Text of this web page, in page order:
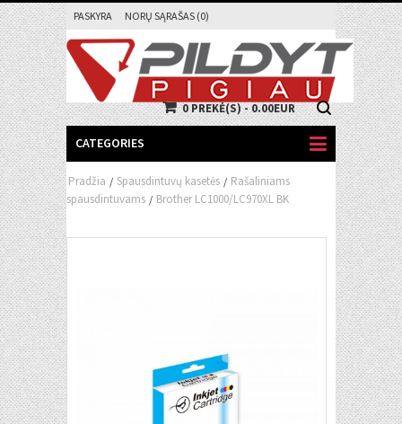
PASKYRA NORŲ SĄRAŠAS (0)
0 PREKĖ(S) - 0.00EUR
CATEGORIES
Pradžia / Spausdintuvų kasetės / Rašaliniams
spausdintuvams / Brother LC1000/LC970XL BK